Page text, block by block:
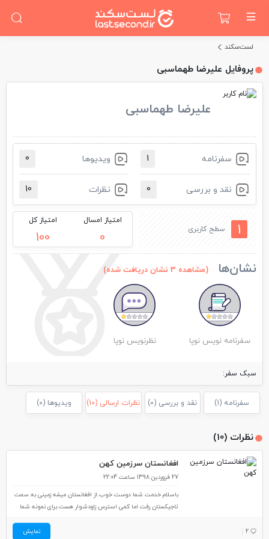
لست‌سکند
پروفایل علیرضا طهماسبی
علیرضا طهماسبی
سفرنامه 1 ویدیو‌ها 0
نقد و بررسی 0 نظرات 10
1 سطح کاربری
امتیاز امسال
0
امتیاز کل
100
نشان‌ها
(مشاهده 3 نشان دریافت شده)
سفرنامه نویس نوپا نظرنویس نوپا
سبک سفر:
سفرنامه (1) نقد و بررسی (0) نظرات ارسالی (10) ویدیوها (0)
نظرات (10)
افغانستان سرزمین کهن
27 فروردین 1398 ساعت 22:04
باسلام خدمت شما دوست خوب.از افغانستان میشه زمینی به سمت
تاجیکستان رفت اما کمی استرس زاودشوار هست.برای نمونه شما
قندوز بروی که مرکزتروریست هست ودولت اصلا کنترلی روی اون نداره
2 نمایش